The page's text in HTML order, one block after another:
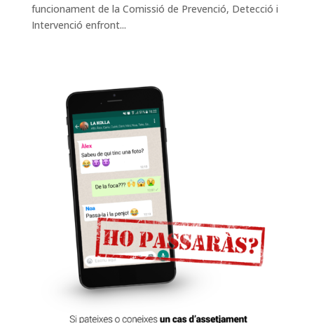
funcionament de la Comissió de Prevenció, Detecció i
Intervenció enfront...